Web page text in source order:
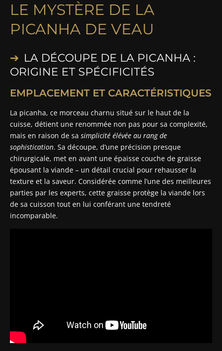
LE MYSTÈRE DE LA
PICANHA DE VEAU
LA DÉCOUPE DE LA PICANHA :
ORIGINE ET SPÉCIFICITÉS
EMPLACEMENT ET CARACTÉRISTIQUES
La picanha, ce morceau charnu situé sur le haut de la
cuisse, détient une renommée non pas pour sa complexité,
mais en raison de sa simplicité élévée au rang de
sophistication. Sa découpe, d’une précision presque
chirurgicale, met en avant une épaisse couche de graisse
épousant la viande – un détail crucial pour rehausser la
texture et la saveur. Considérée comme l’une des meilleures
parties par les experts, cette graisse protège la viande lors
de sa cuisson tout en lui conférant une tendreté
incomparable.